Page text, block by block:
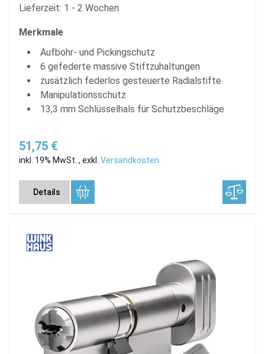
Lieferzeit: 1 - 2 Wochen
Merkmale
Aufbohr- und Pickingschutz
6 gefederte massive Stiftzuhaltungen
zusätzlich federlos gesteuerte Radialstifte
Manipulationsschutz
13,3 mm Schlüsselhals für Schutzbeschläge
51,75 €
inkl. 19% MwSt. , exkl. Versandkosten
Details